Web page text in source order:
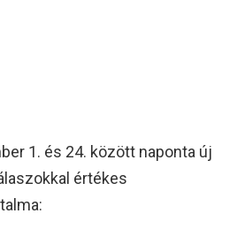
1. és 24. között naponta új
értékes